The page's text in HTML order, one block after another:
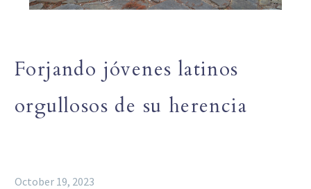
Forjando jóvenes latinos
orgullosos de su herencia
October 19, 2023